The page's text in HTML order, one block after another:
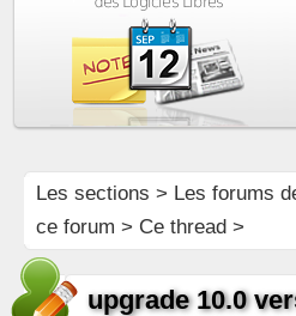
Les sections > Les forums
ce forum > Ce thread >
upgrade 10.0